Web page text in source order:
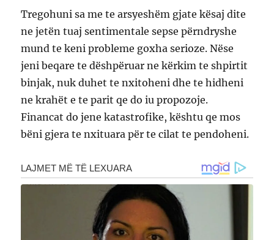
Tregohuni sa me te arsyeshëm gjate kësaj dite
ne jetën tuaj sentimentale sepse përndryshe
mund te keni probleme goxha serioze. Nëse
jeni beqare te dëshpëruar ne kërkim te shpirtit
binjak, nuk duhet te nxitoheni dhe te hidheni
ne krahët e te parit qe do iu propozoje.
Financat do jene katastrofike, kështu qe mos
bëni gjera te nxituara për te cilat te pendoheni.